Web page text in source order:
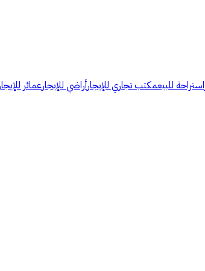
استراحة للبيعمكتب تجاري للإيجارأراضي للإيجارعمائر للإيجار